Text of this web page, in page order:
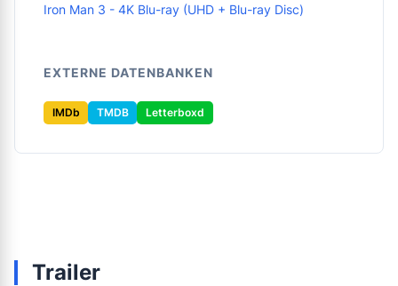
Iron Man 3 - 4K Blu-ray (UHD + Blu-ray Disc)
EXTERNE DATENBANKEN
IMDb TMDB Letterboxd
Trailer